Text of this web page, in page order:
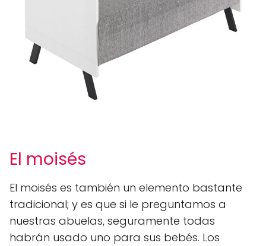
El moisés
El moisés es también un elemento bastante
tradicional; y es que si le preguntamos a
nuestras abuelas, seguramente todas
habrán usado uno para sus bebés. Los